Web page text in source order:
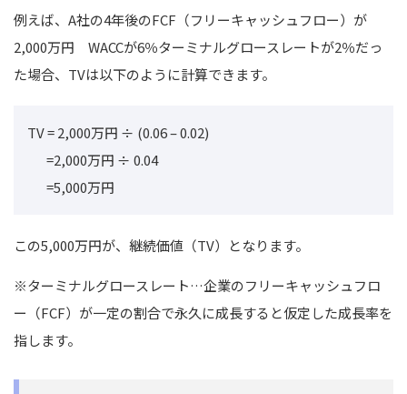
例えば、A社の4年後のFCF（フリーキャッシュフロー）が
2,000万円
WACCが6％ターミナルグロースレートが2％だっ
た場合、TVは以下のように計算できます。
TV = 2,000万円 ÷ (0.06 – 0.02)
=2,000万円 ÷ 0.04
=5,000万円
この5,000万円が、継続価値（TV）となります。
※ターミナルグロースレート…企業のフリーキャッシュフロ
ー（FCF）が一定の割合で永久に成長すると仮定した成長率を
指します。